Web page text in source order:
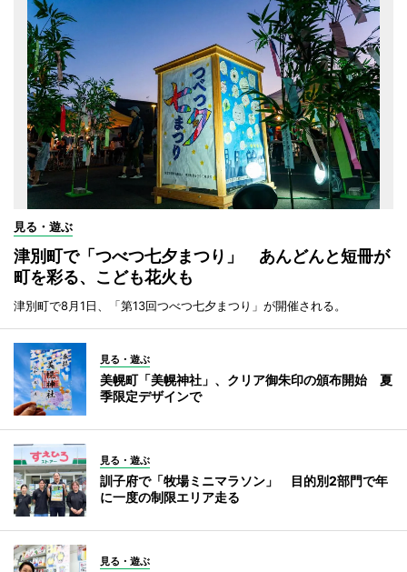
見る・遊ぶ
津別町で「つべつ七夕まつり」 あんどんと短冊が
町を彩る、こども花火も
津別町で8月1日、「第13回つべつ七夕まつり」が開催される。
見る・遊ぶ
美幌町「美幌神社」、クリア御朱印の頒布開始 夏
季限定デザインで
見る・遊ぶ
訓子府で「牧場ミニマラソン」 目的別2部門で年
に一度の制限エリア走る
見る・遊ぶ